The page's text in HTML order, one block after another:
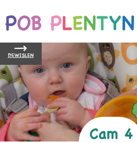
DEWISLEN
Cam 4